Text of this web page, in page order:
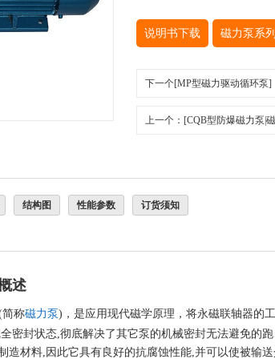
说明书下载 磁力泵系
下一个[MP型磁力驱动循环泵]
上一个：[CQB型防爆磁力泵|
结构图 性能参数 订货须知
述
称磁力泵)，是应用现代磁学原理，将永磁联轴器的
密封状态,彻底解决了其它泵的机械密封无法避免的跑
造材料,因此它具有良好的抗腐蚀性能,并可以使被输送